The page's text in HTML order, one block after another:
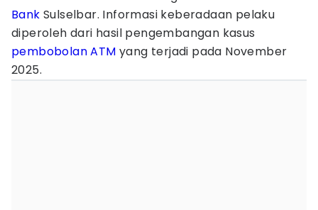
Bank Sulselbar. Informasi keberadaan pelaku
diperoleh dari hasil pengembangan kasus
pembobolan ATM yang terjadi pada November
2025.